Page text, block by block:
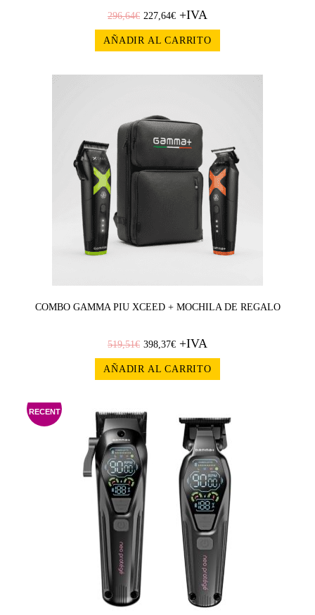
296,64€ 227,64€ +IVA
AÑADIR AL CARRITO
COMBO GAMMA PIU XCEED + MOCHILA DE REGALO
519,51€ 398,37€ +IVA
AÑADIR AL CARRITO
RECENT